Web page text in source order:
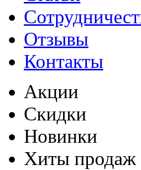
Отзывы
Контакты
Акции
Скидки
Новинки
Хиты продаж